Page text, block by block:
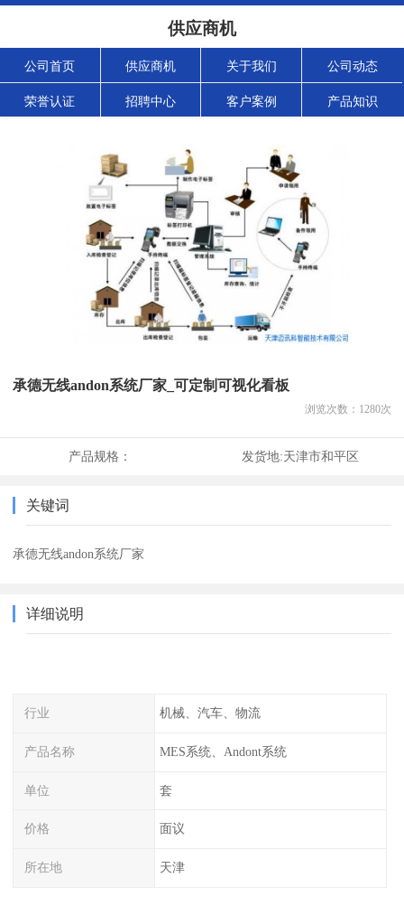
供应商机
公司首页 供应商机 关于我们 公司动态
荣誉认证 招聘中心 客户案例 产品知识
承德无线andon系统厂家_可定制可视化看板
浏览次数： 1280次
产品规格： 发货地:天津市和平区
关键词
承德无线andon系统厂家
详细说明
行业 机械、汽车、物流
产品名称 MES系统、Andont系统
单位 套
价格 面议
所在地 天津